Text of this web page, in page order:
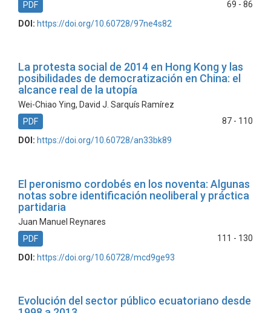
69 - 86
PDF
DOI: https://doi.org/10.60728/97ne4s82
La protesta social de 2014 en Hong Kong y las
posibilidades de democratización en China: el
alcance real de la utopía
Wei-Chiao Ying, David J. Sarquís Ramírez
87 - 110
PDF
DOI: https://doi.org/10.60728/an33bk89
El peronismo cordobés en los noventa: Algunas
notas sobre identificación neoliberal y práctica
partidaria
Juan Manuel Reynares
111 - 130
PDF
DOI: https://doi.org/10.60728/mcd9ge93
Evolución del sector público ecuatoriano desde